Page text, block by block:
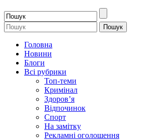
Головна
Новини
Блоги
Всі рубрики
Топ-теми
Кримінал
Здоров’я
Відпочинок
Спорт
На замітку
Рекламні оголошення